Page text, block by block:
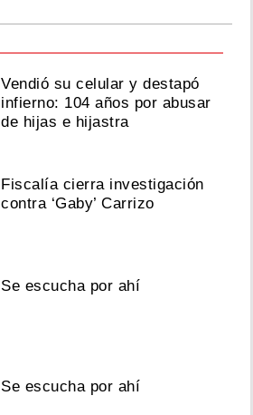
Vendió su celular y destapó
infierno: 104 años por abusar
de hijas e hijastra
Fiscalía cierra investigación
contra ‘Gaby’ Carrizo
Se escucha por ahí
Se escucha por ahí